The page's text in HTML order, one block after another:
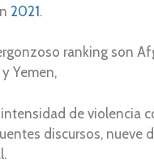
2021.
ranking son
Yemen,
de violencia
discursos,